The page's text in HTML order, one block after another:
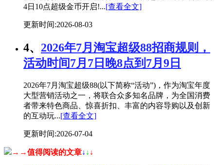
4日10点超级金币开启!...[查看全文]
更新时间:2026-08-03
4、 2026年7月淘宝超级88招商规则，
活动时间7月7日晚8点到7月9日
2026年7月淘宝超级88(以下简称“活动”)，作为淘宝年度
大型营销活动之一，将联合众多知名品牌，为全国消费
者带来特色商品、惊喜折扣、丰富的内容导购以及创新
的互动玩...[查看全文]
更新时间:2026-07-04
→→值得阅读的文章↓ ↓ ↓